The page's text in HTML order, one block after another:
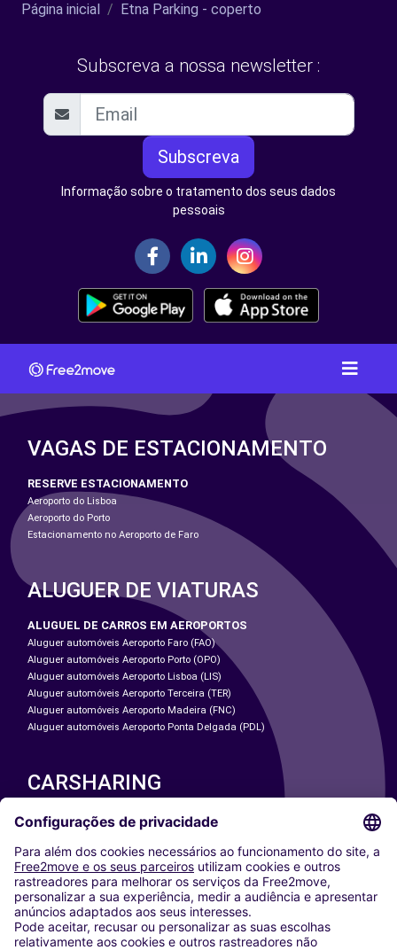
Página inicial Etna Parking - coperto
Subscreva a nossa newsletter :
Subscreva
Informação sobre o tratamento dos seus dados
pessoais
VAGAS DE ESTACIONAMENTO
RESERVE ESTACIONAMENTO
Aeroporto do Lisboa
Aeroporto do Porto
Estacionamento no Aeroporto de Faro
ALUGUER DE VIATURAS
ALUGUEL DE CARROS EM AEROPORTOS
Aluguer automóveis Aeroporto Faro (FAO)
Aluguer automóveis Aeroporto Porto (OPO)
Aluguer automóveis Aeroporto Lisboa (LIS)
Aluguer automóveis Aeroporto Terceira (TER)
Aluguer automóveis Aeroporto Madeira (FNC)
Aluguer automóveis Aeroporto Ponta Delgada (PDL)
CARSHARING
NOSSAS CIDADES
Washington DC
Milan
Rome
Turin
Vienna
Berlin